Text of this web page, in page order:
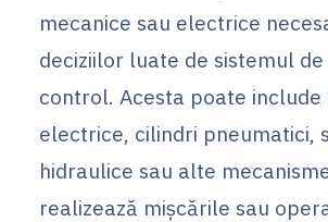
mecanice sau electrice
deciziilor luate de sistemul
control. Acesta poate
electrice, cilindri pneumatici,
hidraulice sau alte
realizează mișcările sau